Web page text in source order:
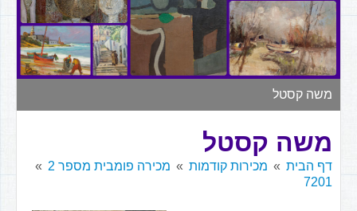
▼
▼
משה קסטל
משה קסטל
דף הבית מכירות קודמות
מכירה פומבית מספר 2
7201